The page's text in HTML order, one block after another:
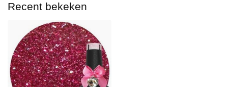
Recent bekeken